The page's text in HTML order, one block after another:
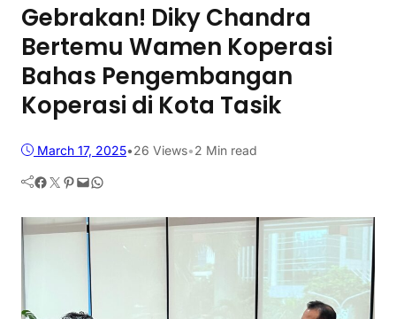
Gebrakan! Diky Chandra
Bertemu Wamen Koperasi
Bahas Pengembangan
Koperasi di Kota Tasik
March 17, 2025•26 Views•2 Min read
Facebook Twitter Pinterest Mail WhatsApp